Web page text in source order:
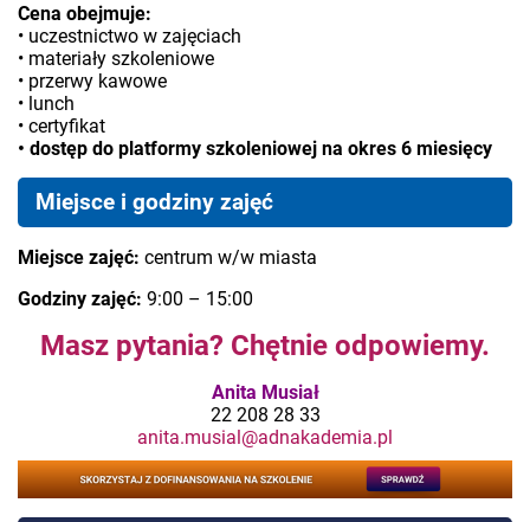
Cena obejmuje:
• uczestnictwo w zajęciach
• materiały szkoleniowe
• przerwy kawowe
• lunch
• certyfikat
• dostęp do platformy szkoleniowej na okres 6 miesięcy
Miejsce i godziny zajęć
Miejsce zajęć: centrum w/w miasta
Godziny zajęć: 9:00 – 15:00
Masz pytania? Chętnie odpowiemy.
Anita Musiał
22 208 28 33
anita.musial@adnakademia.pl